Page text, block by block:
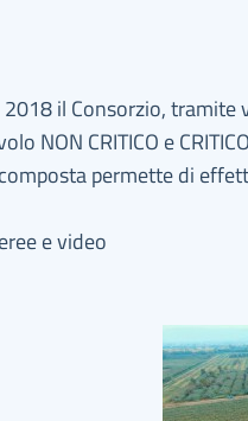
il Consorzio, tramite
NON CRITICO e
permette di
e video